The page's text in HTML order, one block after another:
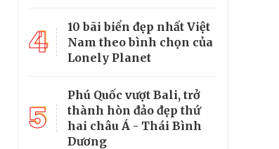
4
10 bãi biển đẹp nhất Việt
Nam theo bình chọn của
Lonely Planet
5
Phú Quốc vượt Bali, trở
thành hòn đảo đẹp thứ
hai châu Á - Thái Bình
Dương